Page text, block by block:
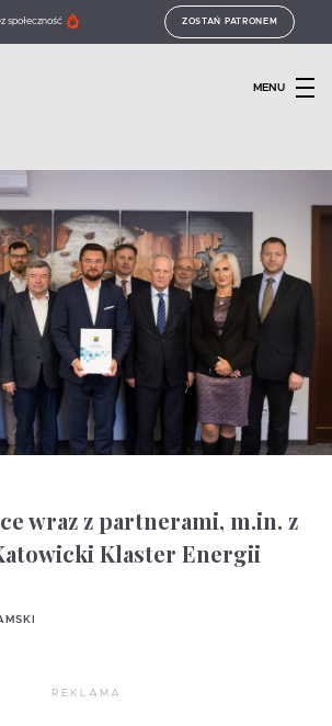
społeczność ZOSTAŃ PATRONEM
MENU
wraz z partnerami, m.in. z
Klaster Energii
REKLAMA